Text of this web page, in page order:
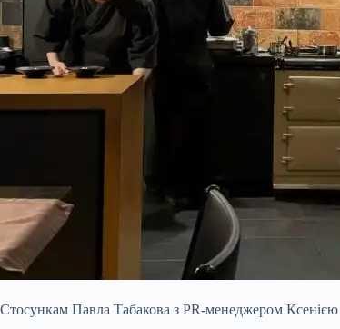
Стосункам Павла Табакова з PR-менеджером Ксенією